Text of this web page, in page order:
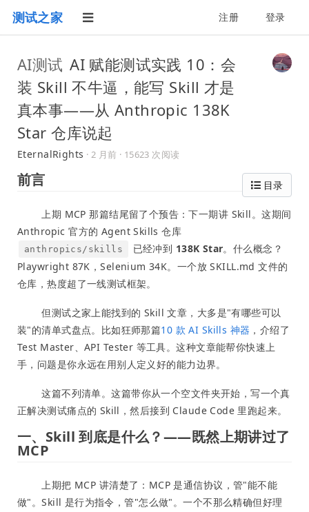
测试之家 注册 登录
AI测试 AI 赋能测试实践 10：会
装 Skill 不牛逼，能写 Skill 才是
真本事——从 Anthropic 138K
Star 仓库说起
EternalRights · 2 月前 · 15623 次阅读
目录
前言
上期 MCP 那篇结尾留了个预告：下一期讲 Skill。这期间
Anthropic 官方的 Agent Skills 仓库
anthropics/skills 已经冲到 138K Star。什么概念？
Playwright 87K，Selenium 34K。一个放 SKILL.md 文件的
仓库，热度超了一线测试框架。
但测试之家上能找到的 Skill 文章，大多是"有哪些可以
装"的清单式盘点。比如狂师那篇10 款 AI Skills 神器 ，介绍了
Test Master、API Tester 等工具。这种文章能帮你快速上
手，问题是你永远在用别人定义好的能力边界。
这篇不列清单。这篇带你从一个空文件夹开始，写一个真
正解决测试痛点的 Skill，然后接到 Claude Code 里跑起来。
一、Skill 到底是什么？——既然上期讲过了
MCP
上期把 MCP 讲清楚了：MCP 是通信协议，管"能不能
做"。Skill 是行为指令，管"怎么做"。一个不那么精确但好理